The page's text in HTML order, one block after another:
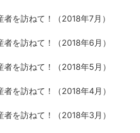
を訪ねて！（2018年7月）
を訪ねて！（2018年6月）
を訪ねて！（2018年5月）
を訪ねて！（2018年4月）
を訪ねて！（2018年3月）